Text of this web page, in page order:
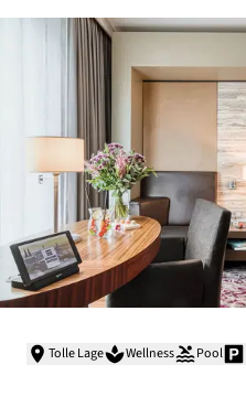
Tolle Lage Wellness Pool